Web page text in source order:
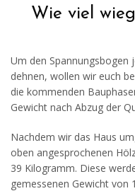
Wie viel
Um den Spannungsbogen
dehnen, wollen wir euch
die kommenden
Gewicht nach Abzug der
Nachdem wir das Haus
oben angesprochenen
39 Kilogramm. Diese
gemessenen Gewicht von